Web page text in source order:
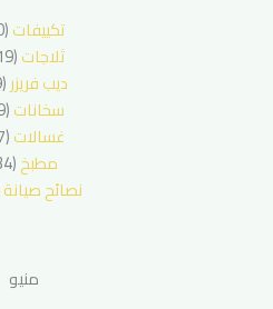
تكييفات(30)
ثلاجات(119)
ديب فريزر(99)
سخانات(99)
غسالات(97)
مطبخ(34)
نصائح صيانة
منيو